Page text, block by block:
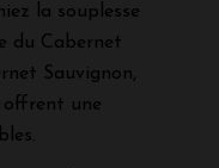
la souplesse
du Cabernet
Sauvignon,
offrent une